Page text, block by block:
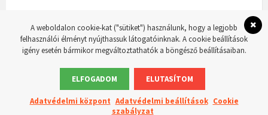
© 2023 Hantos község hivatalos weboldala Készítette:WordPress Master weboldal
A weboldalon cookie-kat ("sütiket") használunk, hogy a legjobb
felhasználói élményt nyújthassuk látogatóinknak. A cookie beállítások
igény esetén bármikor megváltoztathatók a böngésző beállításaiban.
ELFOGADOM ELUTASÍTOM
Adatvédelmi központ Adatvédelmi beállítások Cookie
szabályzat